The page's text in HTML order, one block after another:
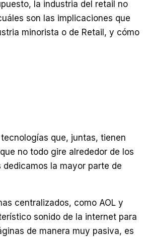
la industria del retail no
son las implicaciones que
minorista o de Retail, y cómo
que, juntas, tienen
no todo gire alrededor de los
la mayor parte de
centralizados, como AOL y
sonido de la internet para
de manera muy pasiva, es